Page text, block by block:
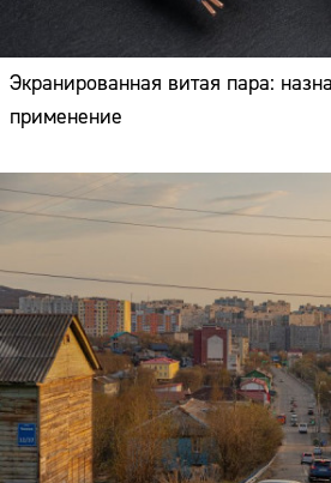
Экранированная витая пара:
применение